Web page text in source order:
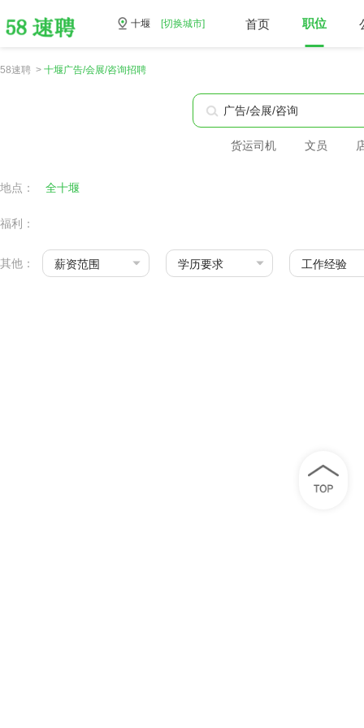
十堰 [切换城市] 首页 职位
58速聘 > 十堰广告/会展/咨询招聘
货运司机 文员
地点： 全十堰
福利：
其他： 薪资范围 学历要求 工作经验